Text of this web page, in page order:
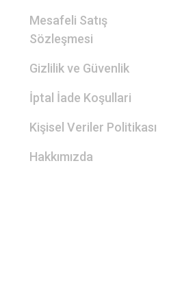
Mesafeli Satış
Sözleşmesi
Gizlilik ve Güvenlik
İptal İade Koşullari
Kişisel Veriler Politikası
Hakkımızda